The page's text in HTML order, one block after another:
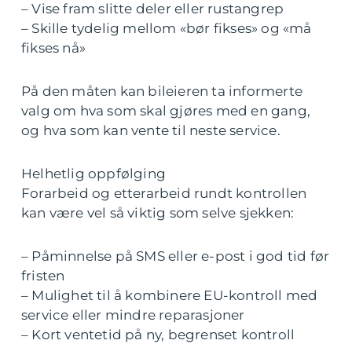
– Vise fram slitte deler eller rustangrep
– Skille tydelig mellom «bør fikses» og «må
fikses nå»
På den måten kan bileieren ta informerte
valg om hva som skal gjøres med en gang,
og hva som kan vente til neste service.
Helhetlig oppfølging
Forarbeid og etterarbeid rundt kontrollen
kan være vel så viktig som selve sjekken:
– Påminnelse på SMS eller e-post i god tid før
fristen
– Mulighet til å kombinere EU-kontroll med
service eller mindre reparasjoner
– Kort ventetid på ny, begrenset kontroll